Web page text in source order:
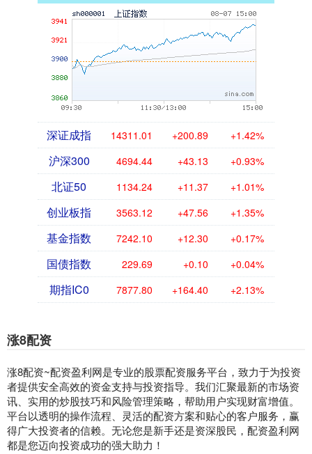
深证成指 14311.01 +200.89 +1.42%
沪深300 4694.44 +43.13 +0.93%
北证50 1134.24 +11.37 +1.01%
创业板指 3563.12 +47.56 +1.35%
基金指数 7242.10 +12.30 +0.17%
国债指数 229.69 +0.10 +0.04%
期指IC0 7877.80 +164.40 +2.13%
涨8配资
涨8配资~配资盈利网是专业的股票配资服务平台，致力于为投资
者提供安全高效的资金支持与投资指导。我们汇聚最新的市场资
讯、实用的炒股技巧和风险管理策略，帮助用户实现财富增值。
平台以透明的操作流程、灵活的配资方案和贴心的客户服务，赢
得广大投资者的信赖。无论您是新手还是资深股民，配资盈利网
都是您迈向投资成功的强大助力！